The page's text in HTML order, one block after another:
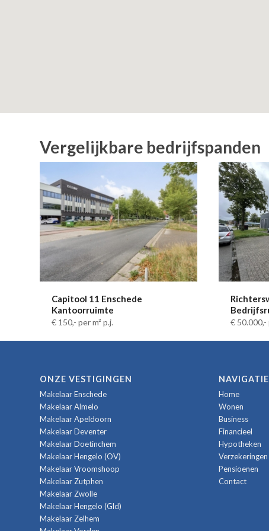
Vergelijkbare bedrijfspanden
Capitool 11 Enschede
Kantoorruimte
€ 150,- per m² p.j. € 50.000,-
ONZE VESTIGINGEN
Makelaar Enschede
Makelaar Almelo
Makelaar Apeldoorn
Makelaar Deventer
Makelaar Doetinchem
Makelaar Hengelo (OV)
Makelaar Vroomshoop
Makelaar Zutphen
Makelaar Zwolle
Makelaar Hengelo (Gld)
Makelaar Zelhem
NAVIGATIE
Home
Wonen
Business
Financieel
Hypotheken
Verzekeringen
Pensioenen
Contact